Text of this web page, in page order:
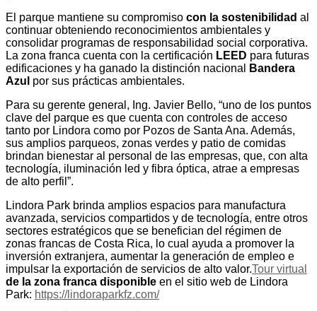
El parque mantiene su compromiso con la sostenibilidad al
continuar obteniendo reconocimientos ambientales y
consolidar programas de responsabilidad social corporativa.
La zona franca cuenta con la certificación LEED para futuras
edificaciones y ha ganado la distinción nacional
Bandera
Azul por sus prácticas ambientales.
Para su gerente general, Ing. Javier Bello, “uno de los puntos
clave del parque es que cuenta con controles de acceso
tanto por Lindora como por Pozos de Santa Ana. Además,
sus amplios parqueos, zonas verdes y patio de comidas
brindan bienestar al personal de las empresas, que, con alta
tecnología, iluminación led y fibra óptica, atrae a empresas
de alto perfil”.
Lindora Park brinda amplios espacios para manufactura
avanzada, servicios compartidos y de tecnología, entre otros
sectores estratégicos que se benefician del régimen de
zonas francas de Costa Rica, lo cual ayuda a promover la
inversión extranjera, aumentar la generación de empleo e
impulsar la exportación de servicios de alto valor.Tour virtual
de la zona franca disponible en el sitio web de Lindora
Park: https://lindoraparkfz.com/